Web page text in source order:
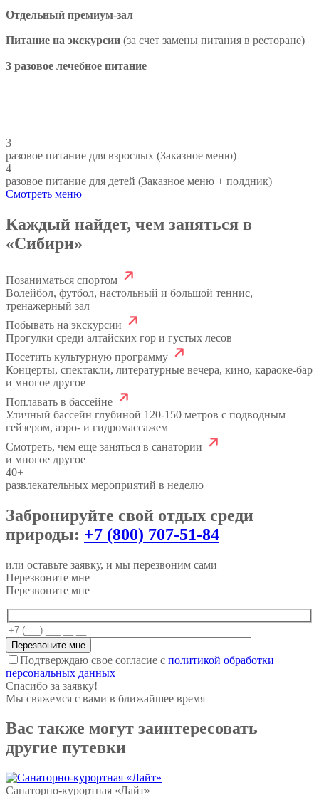
Отдельный премиум-зал
Питание на экскурсии (за счет замены питания в ресторане)
3 разовое лечебное питание
3
разовое питание для взрослых (Заказное меню)
4
разовое питание для детей (Заказное меню + полдник)
Смотреть меню
Каждый найдет, чем заняться в
«Сибири»
Позаниматься спортом
Волейбол, футбол, настольный и большой теннис,
тренажерный зал
Побывать на экскурсии
Прогулки среди алтайских гор и густых лесов
Посетить культурную программу
Концерты, спектакли, литературные вечера, кино, караоке-бар
и многое другое
Поплавать в бассейне
Уличный бассейн глубиной 120-150 метров с подводным
гейзером, аэро- и гидромассажем
Смотреть, чем еще заняться в санатории
и многое другое
40+
развлекательных мероприятий в неделю
Забронируйте свой отдых среди
природы: +7 (800) 707-51-84
или оставьте заявку, и мы перезвоним сами
Перезвоните мне
Перезвоните мне
Подтверждаю свое согласие с политикой обработки
персональных данных
Спасибо за заявку!
Мы свяжемся с вами в ближайшее время
Вас также могут заинтересовать
другие путевки
Санаторно-курортная «Лайт»